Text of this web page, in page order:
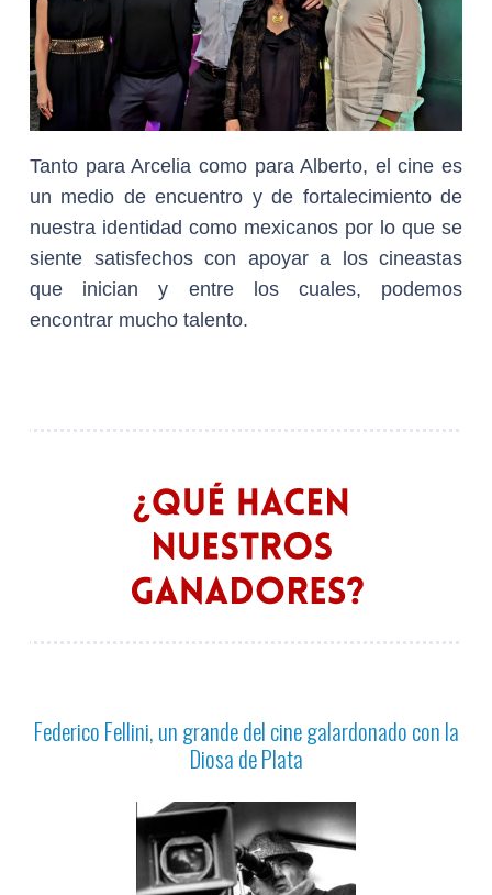
Tanto para Arcelia como para Alberto, el cine es
un medio de encuentro y de fortalecimiento de
nuestra identidad como mexicanos por lo que se
siente satisfechos con apoyar a los cineastas
que inician y entre los cuales, podemos
encontrar mucho talento.
Federico Fellini, un grande del cine galardonado con la
Diosa de Plata